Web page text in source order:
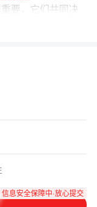
要，它们共同决
信息安全保障中·放心提交